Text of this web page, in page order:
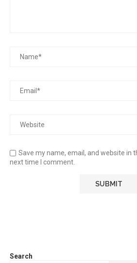
Save my name, email, and website in
next time I comment.
Search